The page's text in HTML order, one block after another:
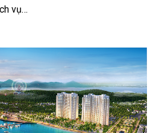
vụ…